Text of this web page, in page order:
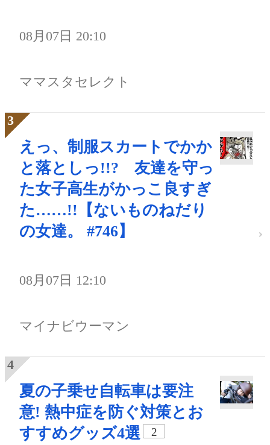
08月07日 20:10
ママスタセレクト
えっ、制服スカートでかか
と落としっ!!? 友達を守っ
た女子高生がかっこ良すぎ
た……!!【ないものねだり
の女達。 #746】
08月07日 12:10
マイナビウーマン
夏の子乗せ自転車は要注
意! 熱中症を防ぐ対策とお
すすめグッズ4選
2